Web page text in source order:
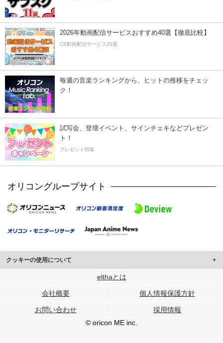
2026年動画配信サービスおすすめ40選【徹底比較】
CS動画配信サービス20選
毎週の音楽ランキングから、ヒットの推移をチェッ
ク！
試写会、登壇イベント、サインチェキなどプレゼン
ト！
プレゼント特集
オリコングループサイト
クッキーの使用について
このサイトでは Cookie を使用して、ユーザーに合わせたコンテンツや広告の
行っています。
メディアや広告配信、データ解析の各パートナーに提供しています。
各パートナーは、この情報とユーザーが各パートナーに提供した他の情報や、
ユーザーが各パートナーのサービスを使用したときに収集した他の情報を組み
elthaとは
会社概要 個人情報保護方針
お問い合わせ
採用情報
© oricon ME inc.